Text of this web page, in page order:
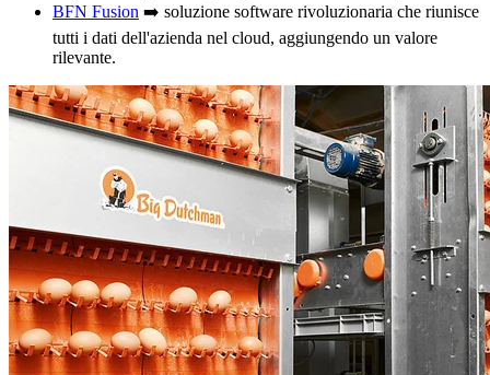
BFN Fusion ➡️ soluzione software rivoluzionaria che riunisce
tutti i dati dell'azienda nel cloud, aggiungendo un valore
rilevante.